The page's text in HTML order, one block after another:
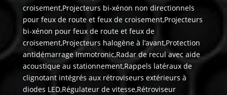
croisement,Projecteurs bi-xénon non directionnels
pour feux de route et feux de croisement,Projecteurs
bi-xénon pour feux de route et feux de
croisement,Projecteurs halogène à l’avant,Protection
antidémarrage Immotronic,Radar de recul avec aide
acoustique au stationnement,Rappels latéraux de
clignotant intégrés aux rétroviseurs extérieurs à
diodes LED,Régulateur de vitesse,Rétroviseur